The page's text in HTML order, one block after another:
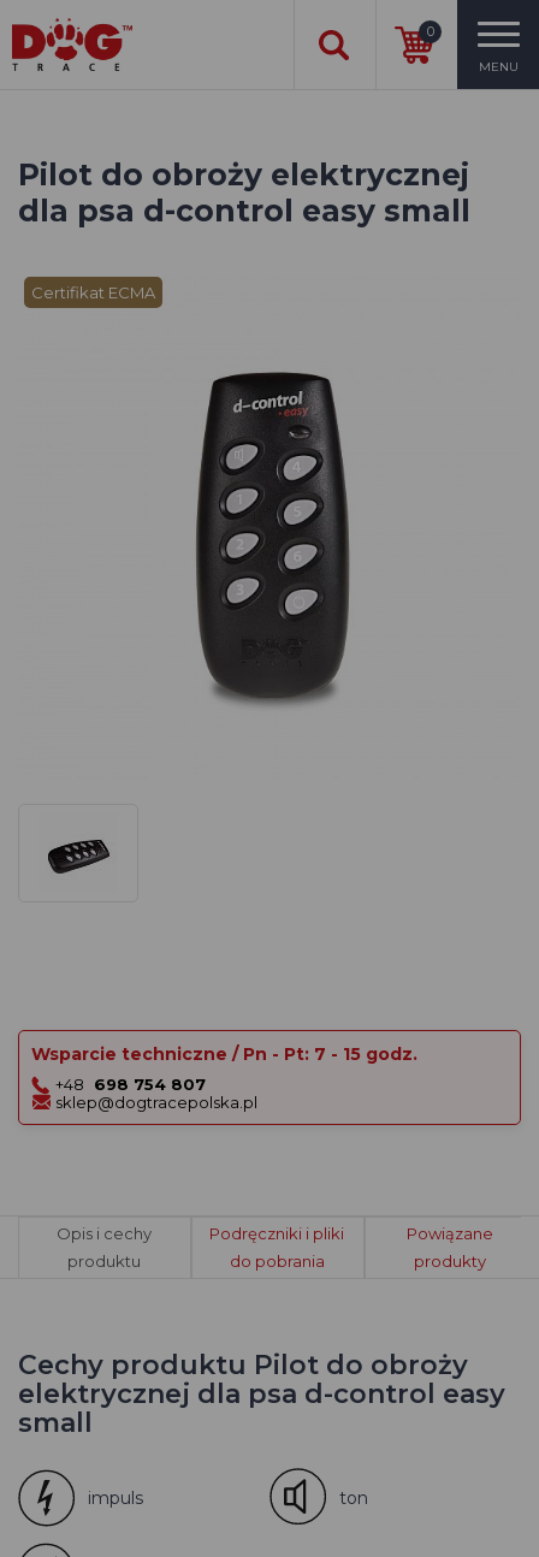
0
MENU
Pilot do obroży elektrycznej
dla psa d-control easy small
Certifikat ECMA
Wsparcie techniczne / Pn - Pt: 7 - 15 godz.
+48
698 754 807
sklep@dogtracepolska.pl
Opis i cechy
produktu
Podręczniki i pliki
do pobrania
Powiązane
produkty
Cechy produktu Pilot do obroży
elektrycznej dla psa d-control easy
small
impuls ton